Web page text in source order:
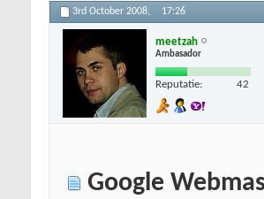
3rd October 2008, 17:26
meetzah
Ambasador
Reputatie: 42
Google